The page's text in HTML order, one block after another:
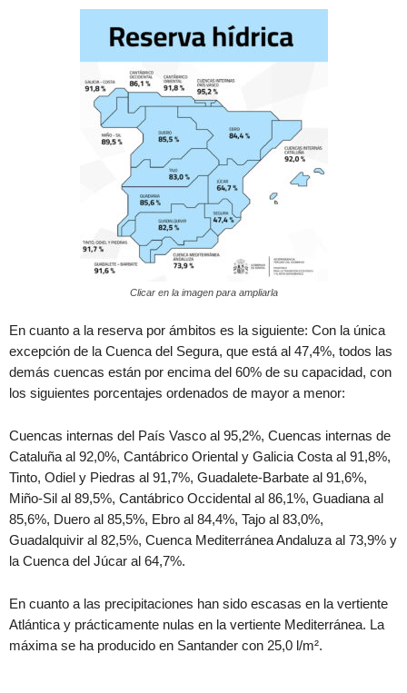
Clicar en la imagen para ampliarla
En cuanto a la reserva por ámbitos es la siguiente: Con la única
excepción de la Cuenca del Segura, que está al 47,4%, todos las
demás cuencas están por encima del 60% de su capacidad, con
los siguientes porcentajes ordenados de mayor a menor:
Cuencas internas del País Vasco al 95,2%, Cuencas internas de
Cataluña al 92,0%, Cantábrico Oriental y Galicia Costa al 91,8%,
Tinto, Odiel y Piedras al 91,7%, Guadalete-Barbate al 91,6%,
Miño-Sil al 89,5%, Cantábrico Occidental al 86,1%, Guadiana al
85,6%, Duero al 85,5%, Ebro al 84,4%, Tajo al 83,0%,
Guadalquivir al 82,5%, Cuenca Mediterránea Andaluza al 73,9% y
la Cuenca del Júcar al 64,7%.
En cuanto a las precipitaciones han sido escasas en la vertiente
Atlántica y prácticamente nulas en la vertiente Mediterránea. La
máxima se ha producido en Santander con 25,0 l/m².